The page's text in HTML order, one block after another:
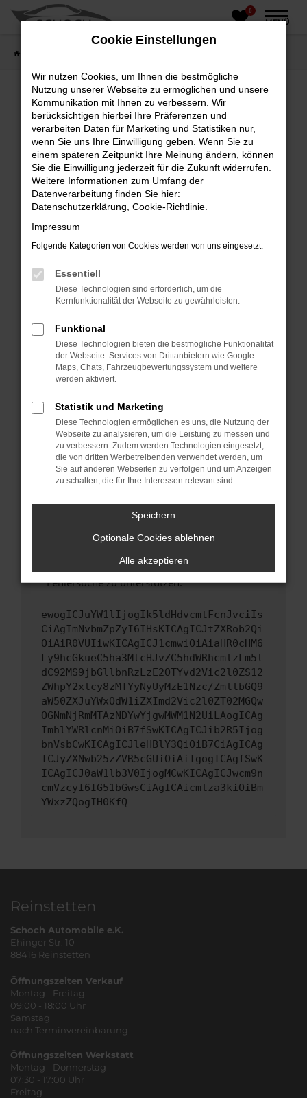
Zum
0
MENÜ
Fehler: Network Error
Beim Laden ist ein Fehler aufgetreten.
Hier sind ein paar Tipps, die dir helfen können:
Überprüfe deine Firewall und deine
Internetverbindung.
Laden andere Webseiten, zum Beispiel deine
Suchmaschine?
Prüfe deine Browsererweiterungen.
können das Laden bestimmter Seiten
verhindern. Funktioniert die Seite in einem
Fenster?
Starte dein Gerät neu.
Das kann manchmal helfen, vorübergehende
Probleme zu beheben.
Betriebssystem auf dem neuesten Stand
sind.
Veraltete Software birgt nicht nur ein
Sicherheitsrisiko, sondern kann auch dazu
führen, dass bestimmte Funktionen nicht mehr
unterstützt werden.
Wende dich an den Webseitenbetreiber.
Wenn du alle oben genannten Schritte versucht
hast, kontaktiere uns bitte. Wir werden
uns diesen Text schicken, um uns bei der
Fehlersuche zu unterstützen:
ewogICJuYW1lIjogIk5ldHdvcmtFcnJvciIs
CiAgImNvbmZpZyI6IHsKICAgICJtZXRob2Qi
OiAiR0VUIiwKICAgICJ1cmwiOiAiaHR0cHM6
Ly9hcGkueC5ha3MtcHJvZC5hdWRhcmlzLm5l
dC92MS9jbGllbnRzLzE2OTYvd2Vic2l0ZS12
ZWhpY2xlcy8zMTYyNyUyMzE1Nzc/ZmllbGQ9
aW50ZXJuYWxOdW1iZXImd2Vic2l0ZT02MGQw
OGNmNjRmMTAzNDYwYjgwMWM1N2UiLAogICAg
ImhlYWRlcnMiOiB7fSwKICAgICJib2R5Ijog
bnVsbCwKICAgICJleHBlY3QiOiB7CiAgICAg
ICJyZXNwb25zZVR5cGUiOiAiIgogICAgfSwK
ICAgICJ0aW1lb3V0IjogMCwKICAgICJwcm9n
cmVzcyI6IG51bGwsCiAgICAicmlza3kiOiBm
YWxzZQogIH0KfQ==
Reinstetten
Schoch Automobile e.K.
Ehinger Str. 10
88416 Reinstetten
Öffnungszeiten Verkauf
Montag - Freitag
09:00 - 18:00 Uhr
Samstag
nach Terminvereinbarung
Öffnungszeiten Werkstatt
Montag - Donnerstag
07:30 - 17:00 Uhr
Freitag
Cookie Einstellungen
Wir nutzen Cookies, um Ihnen die bestmögliche
Nutzung unserer Webseite zu ermöglichen und unsere
Kommunikation mit Ihnen zu verbessern. Wir
berücksichtigen hierbei Ihre Präferenzen und
verarbeiten Daten für Marketing und Statistiken nur,
wenn Sie uns Ihre Einwilligung geben. Wenn Sie zu
einem späteren Zeitpunkt Ihre Meinung ändern, können
Sie die Einwilligung jederzeit für die Zukunft widerrufen.
Weitere Informationen zum Umfang der
Datenverarbeitung finden Sie hier:
Datenschutzerklärung Cookie-Richtlinie
Impressum
Folgende Kategorien von Cookies werden von uns eingesetzt:
Essentiell
Diese Technologien sind erforderlich, um die
Kernfunktionalität der Webseite zu gewährleisten.
Funktional
Diese Technologien bieten die bestmögliche Funktionalität
der Webseite. Services von Drittanbietern wie Google
Maps, Chats, Fahrzeugbewertungssystem und weitere
werden aktiviert.
Statistik und Marketing
Diese Technologien ermöglichen es uns, die Nutzung der
Webseite zu analysieren, um die Leistung zu messen und
zu verbessern. Zudem werden Technologien eingesetzt,
die von dritten Werbetreibenden verwendet werden, um
Sie auf anderen Webseiten zu verfolgen und um Anzeigen
zu schalten, die für Ihre Interessen relevant sind.
Speichern
Optionale Cookies ablehnen
Alle akzeptieren